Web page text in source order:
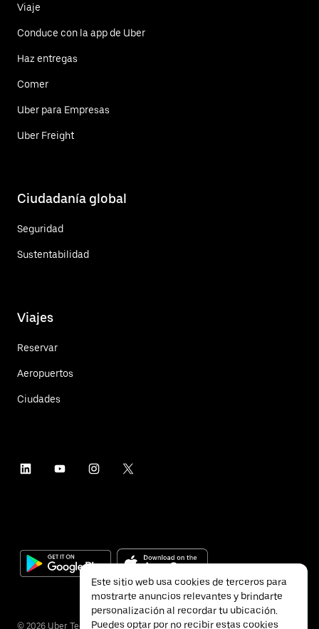
Viaje
Conduce con la app de Uber
Haz entregas
Comer
Uber para Empresas
Uber Freight
Ciudadanía global
Seguridad
Sustentabilidad
Viajes
Reservar
Aeropuertos
Ciudades
© 2026 Uber Technologies Inc.
Este sitio web usa cookies de terceros para
mostrarte anuncios relevantes y brindarte
personalización al recordar tu ubicación.
Puedes optar por no recibir estas cookies